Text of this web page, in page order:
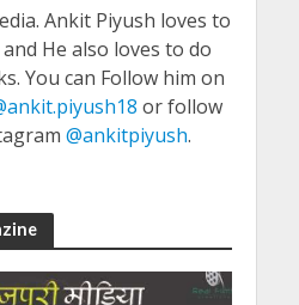
Ankit Piyush loves to
He also loves to do
You can Follow him on
or follow
@ankitpiyush.